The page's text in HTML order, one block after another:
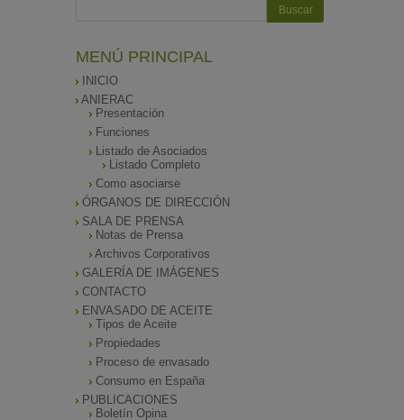
MENÚ PRINCIPAL
INICIO
ANIERAC
Presentación
Funciones
Listado de Asociados
Listado Completo
Como asociarse
ÓRGANOS DE DIRECCIÓN
SALA DE PRENSA
Notas de Prensa
Archivos Corporativos
GALERÍA DE IMÁGENES
CONTACTO
ENVASADO DE ACEITE
Tipos de Aceite
Propiedades
Proceso de envasado
Consumo en España
PUBLICACIONES
Boletín Opina